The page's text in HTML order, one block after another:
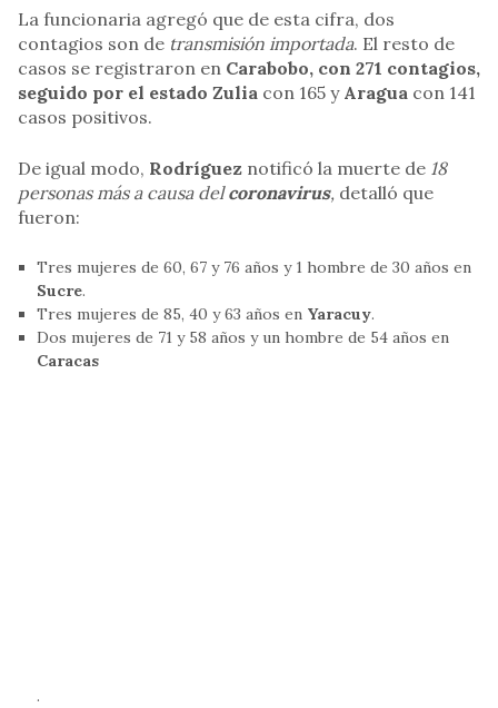
La funcionaria agregó que de esta cifra, dos
contagios son de transmisión importada. El resto de
casos se registraron en Carabobo, con 271 contagios,
seguido por el estado Zulia con 165 y Aragua con 141
casos positivos.
De igual modo, Rodríguez notificó la muerte de 18
personas más a causa delcoronavirus, detalló que
fueron:
Tres mujeres de 60, 67 y 76 años y 1 hombre de 30 años en
Sucre.
Tres mujeres de 85, 40 y 63 años en Yaracuy.
Dos mujeres de 71 y 58 años y un hombre de 54 años en
Caracas
.